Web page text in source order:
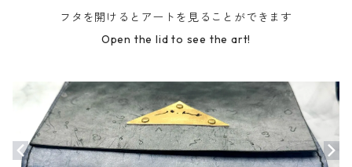
フタを開けるとアートを見ることができます
Open the lid to see the art!